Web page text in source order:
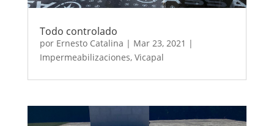
Todo controlado
por Ernesto Catalina | Mar 23, 2021 |
Impermeabilizaciones, Vicapal